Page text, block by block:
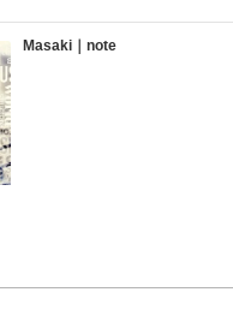
Masaki｜note